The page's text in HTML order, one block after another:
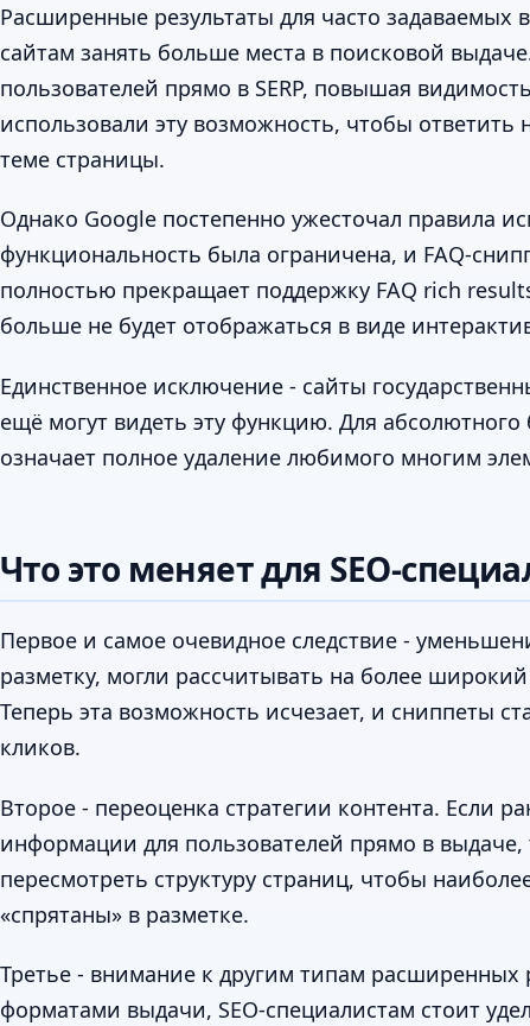
Расширенные результаты для часто
сайтам занять больше места в поисковой
пользователей прямо в SERP, повышая
использовали эту возможность, чтобы
теме страницы.
Однако Google постепенно ужесточал правила
функциональность была ограничена, и FAQ-
полностью прекращает поддержку FAQ rich
больше не будет отображаться в виде
Единственное исключение - сайты
ещё могут видеть эту функцию. Для
означает полное удаление любимого многим
Что это меняет для SEO-
Первое и самое очевидное следствие -
разметку, могли рассчитывать на более
Теперь эта возможность исчезает, и сниппеты
кликов.
Второе - переоценка стратегии контента. Если
информации для пользователей прямо в выдаче,
пересмотреть структуру страниц, чтобы
«спрятаны» в разметке.
Третье - внимание к другим типам расширенных
форматами выдачи, SEO-специалистам стоит